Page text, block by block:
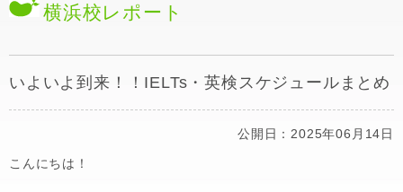
横浜校レポート
いよいよ到来！！IELTs・英検スケジュールまとめ
公開日：2025年06月14日
こんにちは！